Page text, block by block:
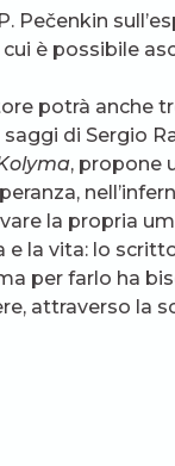
Pečenkin
cui è possibile
potrà anche
di Sergio
, propone
la propria
e la vita: lo
per farlo ha
attraverso la